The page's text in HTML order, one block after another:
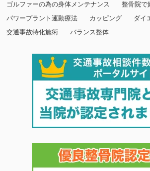
ゴルファーの為の身体メンテナンス
整骨院で
パワープラント運動療法
カッピング
ダイ
交通事故特化施術
バランス整体